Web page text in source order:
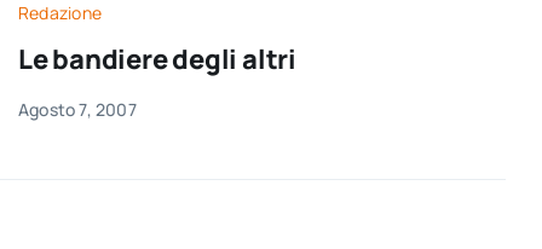
Redazione
Le bandiere degli altri
Agosto 7, 2007